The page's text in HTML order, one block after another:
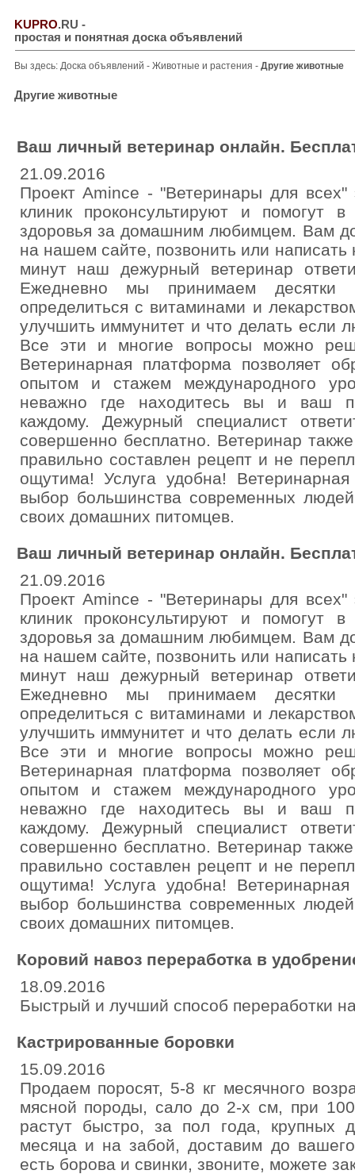
KUPRO.RU -
простая и понятная доска объявлений
Вы здесь: Доска объявлений - Животные и растения - Другие животные
Другие животные
Ваш личный ветеринар онлайн.
21.09.2016
Проект Amince - "Ветеринары для
клиник проконсультируют и помогут
здоровья за домашним любимцем. Вам
на нашем сайте, позвонить или
минут наш дежурный ветеринар
Ежедневно мы принимаем десятки
определиться с витаминами и
улучшить иммунитет и что делать если
Все эти и многие вопросы можно
Ветеринарная платформа позволяет
опытом и стажем международного
неважно где находитесь вы и ваш
каждому. Дежурный специалист
совершенно бесплатно. Ветеринар
правильно составлен рецепт и не
ощутима! Услуга удобна!
выбор большинства современных
своих домашних питомцев.
Ваш личный ветеринар онлайн.
21.09.2016
Проект Amince - "Ветеринары для
клиник проконсультируют и помогут
здоровья за домашним любимцем. Вам
на нашем сайте, позвонить или
минут наш дежурный ветеринар
Ежедневно мы принимаем десятки
определиться с витаминами и
улучшить иммунитет и что делать если
Все эти и многие вопросы можно
Ветеринарная платформа позволяет
опытом и стажем международного
неважно где находитесь вы и ваш
каждому. Дежурный специалист
совершенно бесплатно. Ветеринар
правильно составлен рецепт и не
ощутима! Услуга удобна!
выбор большинства современных
своих домашних питомцев.
Коровий навоз переработка в
18.09.2016
Быстрый и лучший способ переработки
Кастрированные боровки
15.09.2016
Продаем поросят, 5-8 кг месячного
мясной породы, сало до 2-х см, при 100
растут быстро, за пол года, крупных
месяца и на забой, доставим до
есть борова и свинки, звоните, можете